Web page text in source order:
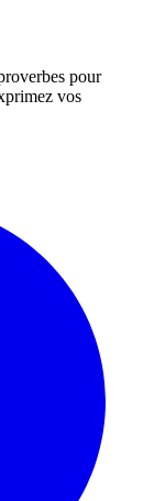
pour
vos